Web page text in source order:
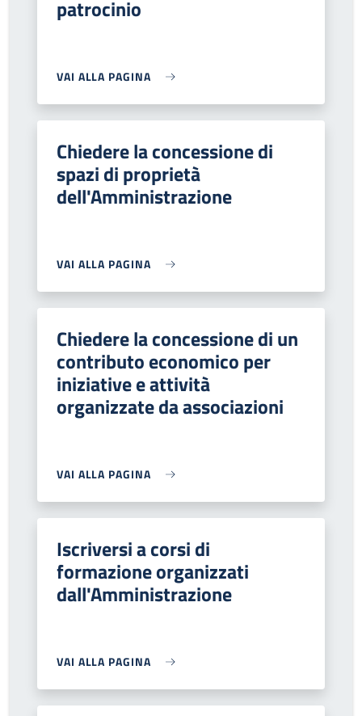
patrocinio
VAI ALLA PAGINA
Chiedere la concessione di
spazi di proprietà
dell'Amministrazione
VAI ALLA PAGINA
Chiedere la concessione di un
contributo economico per
iniziative e attività
organizzate da associazioni
VAI ALLA PAGINA
Iscriversi a corsi di
formazione organizzati
dall'Amministrazione
VAI ALLA PAGINA